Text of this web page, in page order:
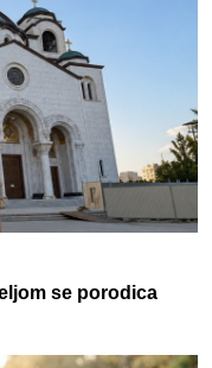
se porodica